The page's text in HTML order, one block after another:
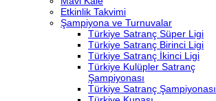
Etkinlik Takvimi
Şampiyona ve Turnuvalar
Türkiye Satranç Süper Ligi
Türkiye Satranç Birinci Ligi
Türkiye Satranç İkinci Ligi
Türkiye Kulüpler Satranç
Şampiyonası
Türkiye Satranç Şampiyonası